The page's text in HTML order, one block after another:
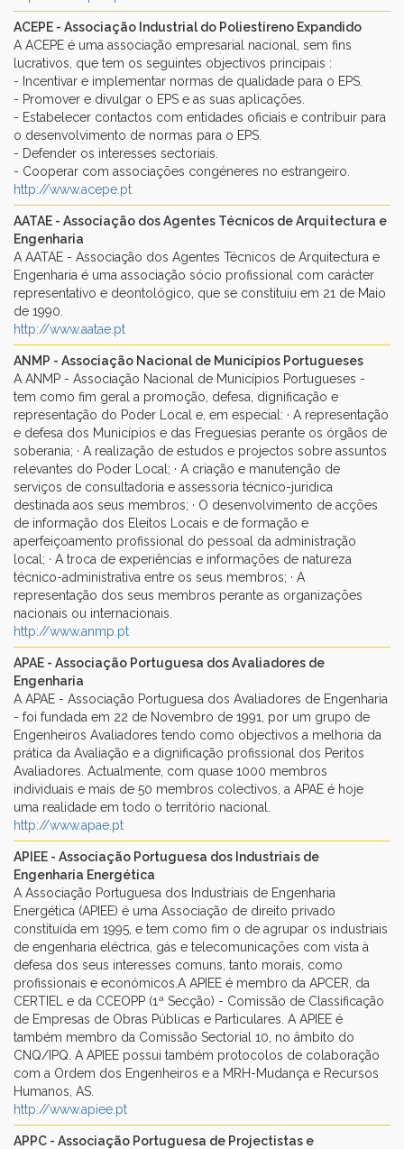
ACEPE - Associação Industrial do Poliestireno Expandido
A ACEPE é uma associação empresarial nacional, sem fins
lucrativos, que tem os seguintes objectivos principais :
- Incentivar e implementar normas de qualidade para o EPS.
- Promover e divulgar o EPS e as suas aplicações.
- Estabelecer contactos com entidades oficiais e contribuir para
o desenvolvimento de normas para o EPS.
- Defender os interesses sectoriais.
- Cooperar com associações congéneres no estrangeiro.
http://www.acepe.pt
AATAE - Associação dos Agentes Técnicos de Arquitectura e
Engenharia
A AATAE - Associação dos Agentes Técnicos de Arquitectura e
Engenharia é uma associação sócio profissional com carácter
representativo e deontológico, que se constituiu em 21 de Maio
de 1990.
http://www.aatae.pt
ANMP - Associação Nacional de Municípios Portugueses
A ANMP - Associação Nacional de Municípios Portugueses -
tem como fim geral a promoção, defesa, dignificação e
representação do Poder Local e, em especial: · A representação
e defesa dos Municípios e das Freguesias perante os órgãos de
soberania; · A realização de estudos e projectos sobre assuntos
relevantes do Poder Local; · A criação e manutenção de
serviços de consultadoria e assessoria técnico-juridica
destinada aos seus membros; · O desenvolvimento de acções
de informação dos Eleitos Locais e de formação e
aperfeiçoamento profissional do pessoal da administração
local; · A troca de experiências e informações de natureza
técnico-administrativa entre os seus membros; · A
representação dos seus membros perante as organizações
nacionais ou internacionais.
http://www.anmp.pt
APAE - Associação Portuguesa dos Avaliadores de
Engenharia
A APAE - Associação Portuguesa dos Avaliadores de Engenharia
- foi fundada em 22 de Novembro de 1991, por um grupo de
Engenheiros Avaliadores tendo como objectivos a melhoria da
prática da Avaliação e a dignificação profissional dos Peritos
Avaliadores. Actualmente, com quase 1000 membros
individuais e mais de 50 membros colectivos, a APAE é hoje
uma realidade em todo o território nacional.
http://www.apae.pt
APIEE - Associação Portuguesa dos Industriais de
Engenharia Energética
A Associação Portuguesa dos Industriais de Engenharia
Energética (APIEE) é uma Associação de direito privado
constituída em 1995, e tem como fim o de agrupar os industriais
de engenharia eléctrica, gás e telecomunicações com vista à
defesa dos seus interesses comuns, tanto morais, como
profissionais e económicos.A APIEE é membro da APCER, da
CERTIEL e da CCEOPP (1ª Secção) - Comissão de Classificação
de Empresas de Obras Públicas e Particulares. A APIEE é
também membro da Comissão Sectorial 10, no âmbito do
CNQ/IPQ. A APIEE possui também protocolos de colaboração
com a Ordem dos Engenheiros e a MRH-Mudança e Recursos
Humanos, AS.
http://www.apiee.pt
APPC - Associação Portuguesa de Projectistas e